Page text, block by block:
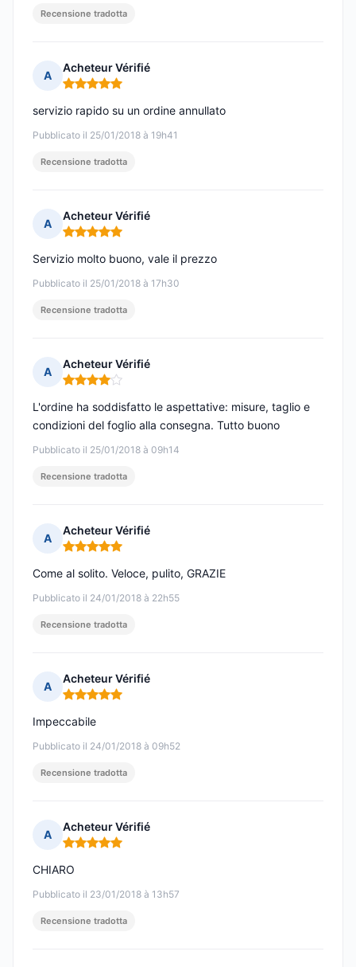
Recensione tradotta
A
Acheteur Vérifié
Nota: 5 su 5
Pubblicato il 25/01/2018 à 19h41
servizio rapido su un ordine annullato
Recensione tradotta
A
Acheteur Vérifié
Nota: 5 su 5
Pubblicato il 25/01/2018 à 17h30
Servizio molto buono, vale il prezzo
Recensione tradotta
A
Acheteur Vérifié
Nota: 4 su 5
Pubblicato il 25/01/2018 à 09h14
L'ordine ha soddisfatto le aspettative: misure, taglio e
condizioni del foglio alla consegna. Tutto buono
Recensione tradotta
A
Acheteur Vérifié
Nota: 5 su 5
Pubblicato il 24/01/2018 à 22h55
Come al solito. Veloce, pulito, GRAZIE
Recensione tradotta
A
Acheteur Vérifié
Nota: 5 su 5
Pubblicato il 24/01/2018 à 09h52
Impeccabile
Recensione tradotta
A
Acheteur Vérifié
Nota: 5 su 5
Pubblicato il 23/01/2018 à 13h57
CHIARO
Recensione tradotta